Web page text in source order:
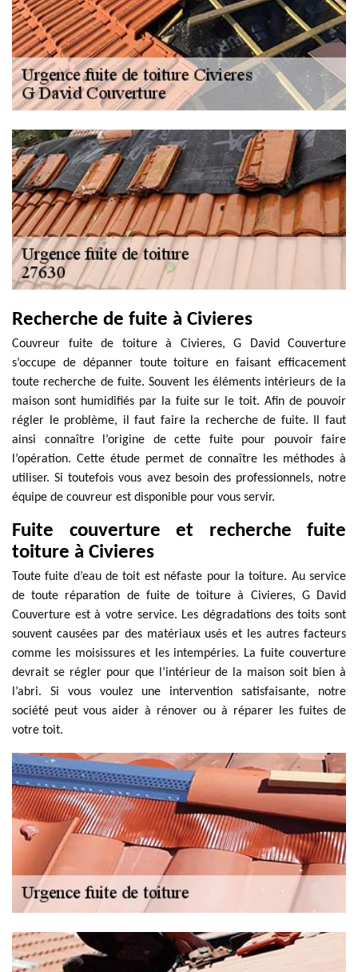
Recherche de fuite à Civieres
Couvreur fuite de toiture à Civieres, G David Couverture
s’occupe de dépanner toute toiture en faisant efficacement
toute recherche de fuite. Souvent les éléments intérieurs de la
maison sont humidifiés par la fuite sur le toit. Afin de pouvoir
régler le problème, il faut faire la recherche de fuite. Il faut
ainsi connaître l’origine de cette fuite pour pouvoir faire
l’opération. Cette étude permet de connaître les méthodes à
utiliser. Si toutefois vous avez besoin des professionnels, notre
équipe de couvreur est disponible pour vous servir.
Fuite couverture et recherche fuite
toiture à Civieres
Toute fuite d’eau de toit est néfaste pour la toiture. Au service
de toute réparation de fuite de toiture à Civieres, G David
Couverture est à votre service. Les dégradations des toits sont
souvent causées par des matériaux usés et les autres facteurs
comme les moisissures et les intempéries. La fuite couverture
devrait se régler pour que l’intérieur de la maison soit bien à
l’abri. Si vous voulez une intervention satisfaisante, notre
société peut vous aider à rénover ou à réparer les fuites de
votre toit.